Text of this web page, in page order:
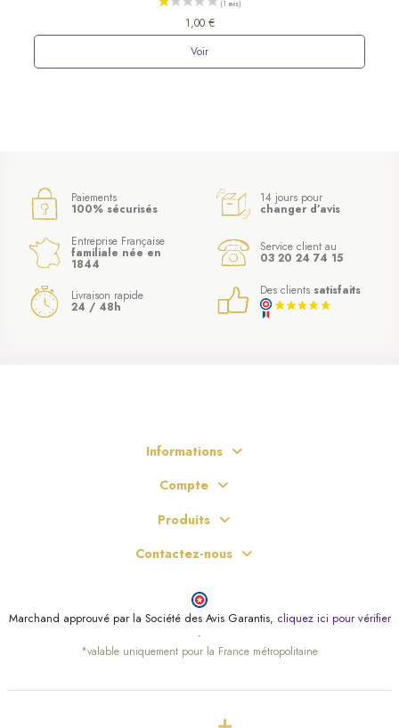
1,00 €
Voir
Paiements
100% sécurisés
14 jours pour
changer d’avis
Entreprise Française
familiale née en
1844
Service client au
03 20 24 74 15
Livraison rapide
24 / 48h
Des clients satisfaits
Informations
Compte
Produits
Contactez-nous
Marchand approuvé par la Société des Avis Garantis, cliquez ici pour vérifier
.
*valable uniquement pour la France métropolitaine